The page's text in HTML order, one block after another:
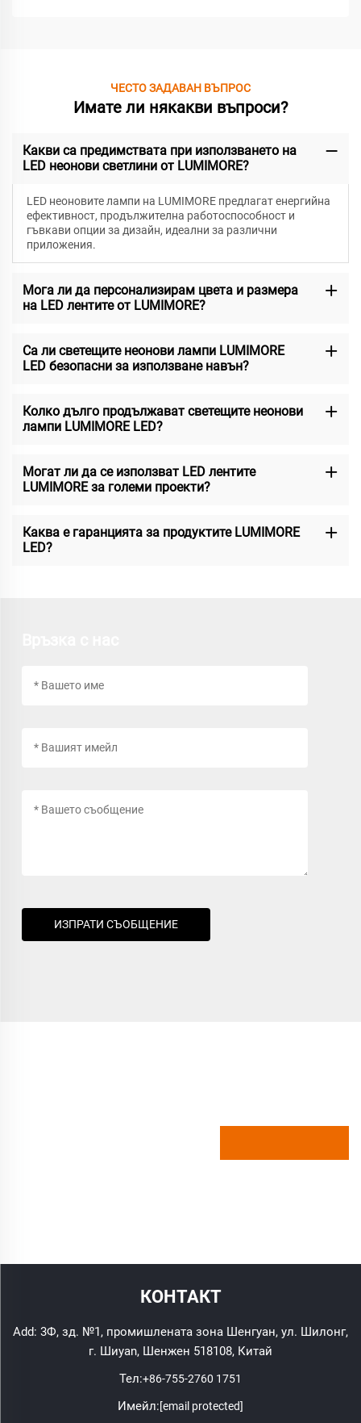
ЧЕСТО ЗАДАВАН ВЪПРОС
Имате ли някакви въпроси?
Какви са предимствата при използването на
LED неонови светлини от LUMIMORE?
LED неоновите лампи на LUMIMORE предлагат енергийна
ефективност, продължителна работоспособност и
гъвкави опции за дизайн, идеални за различни
приложения.
Мога ли да персонализирам цвета и размера
на LED лентите от LUMIMORE?
Са ли светещите неонови лампи LUMIMORE
LED безопасни за използване навън?
Колко дълго продължават светещите неонови
лампи LUMIMORE LED?
Могат ли да се използват LED лентите
LUMIMORE за големи проекти?
Каква е гаранцията за продуктите LUMIMORE
LED?
ИЗПРАТИ СЪОБЩЕНИЕ
КОНТАКТ
Add: 3Ф, зд. №1, промишлената зона Шенгуан, ул. Шилонг,
г. Шиyan, Шенжен 518108, Китай
Тел:+86-755-2760 1751
Имейл:[email protected]